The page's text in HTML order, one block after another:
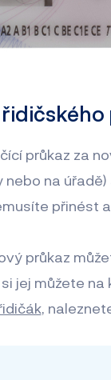
průkaz za
nebo na
přinést
průkaz
jej můžete na
,